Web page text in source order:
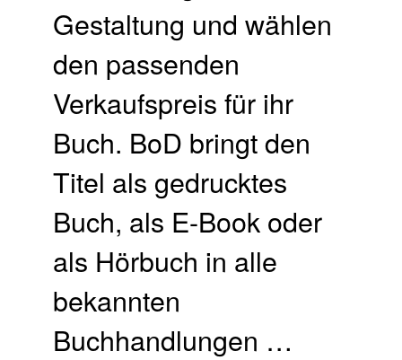
Gestaltung und wählen
den passenden
Verkaufspreis für ihr
Buch.​ BoD bringt den
Titel als gedrucktes
Buch, als E-Book oder
als Hörbuch in alle
bekannten
Buchhandlungen …